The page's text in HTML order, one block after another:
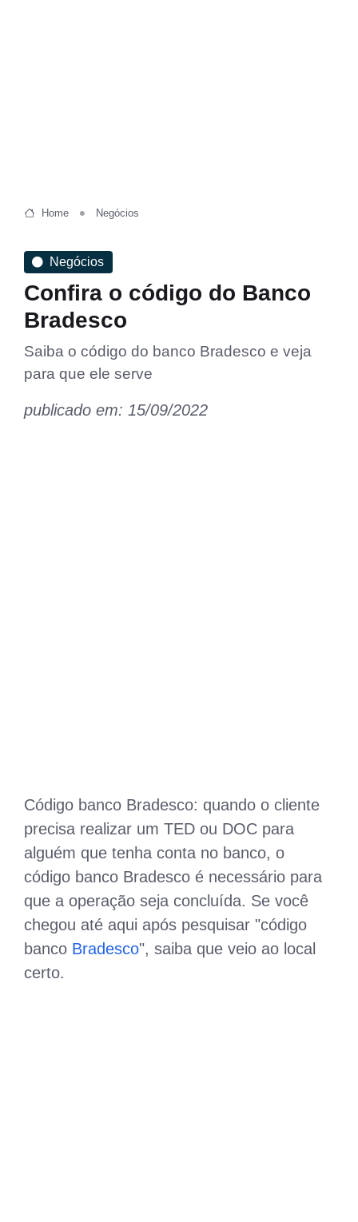
Home Negócios
Negócios
Confira o código do Banco
Bradesco
Saiba o código do banco Bradesco e veja
para que ele serve
publicado em: 15/09/2022
Código banco Bradesco: quando o cliente
precisa realizar um TED ou DOC para
alguém que tenha conta no banco, o
código banco Bradesco é necessário para
que a operação seja concluída. Se você
chegou até aqui após pesquisar "código
banco Bradesco", saiba que veio ao local
certo.